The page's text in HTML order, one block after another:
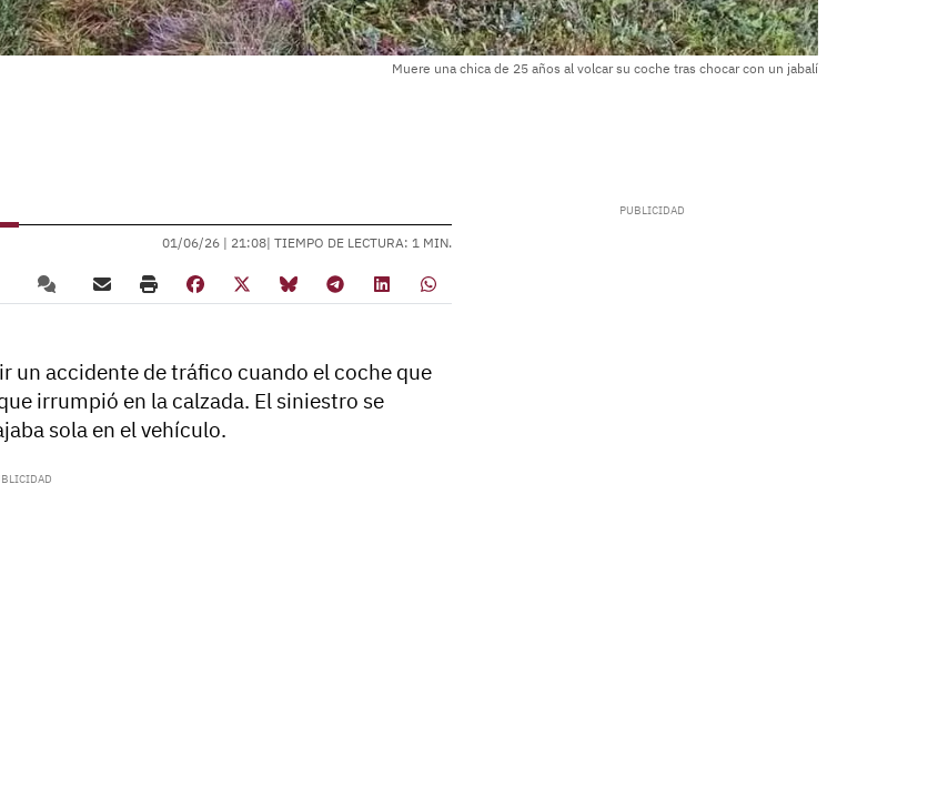
Muere una chica de 25 años al volcar su coche tras chocar con un jabalí
01/06/26 | 21:08| TIEMPO DE LECTURA: 1 MIN.
un accidente de tráfico cuando el coche que
irrumpió en la calzada. El siniestro se
sola en el vehículo.